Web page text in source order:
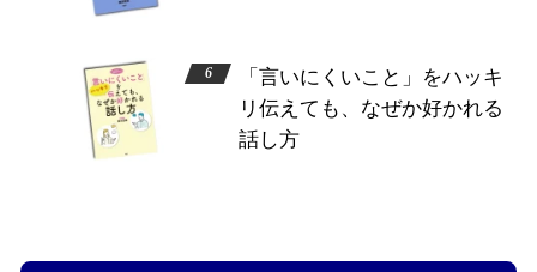
「言いにくいこと」をハッキ
リ伝えても、なぜか好かれる
話し方